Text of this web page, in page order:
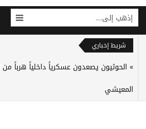
إذهب إلى...
شريط إخباري
الحوثيون يصعدون عسكرياً داخلياً هرباً
المعيشي